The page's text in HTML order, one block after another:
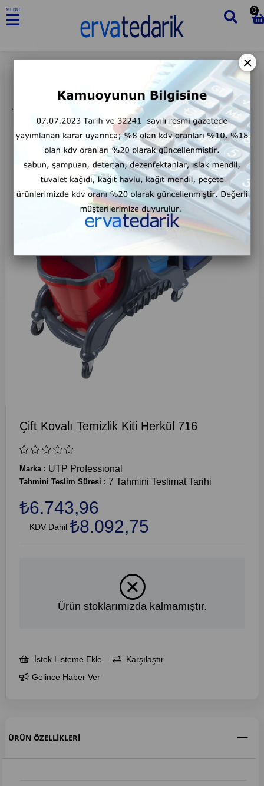
MENU 0
Çift Kovalı Temizlik Kiti Herkül 716
Marka : UTP Professional
Tahmini Teslim Süresi : 7 Tahmini Teslimat Tarihi
₺6.743,96
KDV Dahil ₺8.092,75
Ürün stoklarımızda kalmamıştır.
İstek Listeme Ekle
Karşılaştır
Gelince Haber Ver
ÜRÜN ÖZELLIKLERI
×